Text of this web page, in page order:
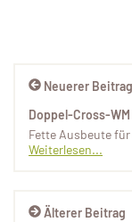
Älterer Beitrag
Neuerer Beitrag
Doppel-Cross-
Fette Ausbeute
Weiterlesen...